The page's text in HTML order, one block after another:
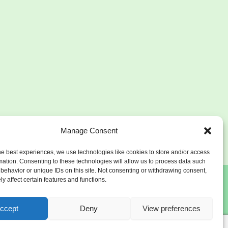
Manage Consent
best experiences, we use technologies like cookies to store and/or access
Consenting to these technologies will allow us to process data such
or unique IDs on this site. Not consenting or withdrawing consent,
affect certain features and functions.
Deny View preferences